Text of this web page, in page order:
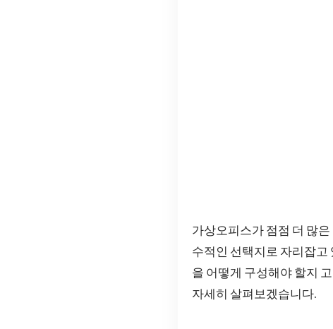
가상오피스가 점점 더 많
수적인 선택지로 자리잡고
을 어떻게 구성해야 할지
자세히 살펴보겠습니다.